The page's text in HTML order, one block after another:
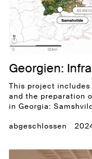
Georgien:
This project
and the preparation
in Georgia:
abgeschlossen